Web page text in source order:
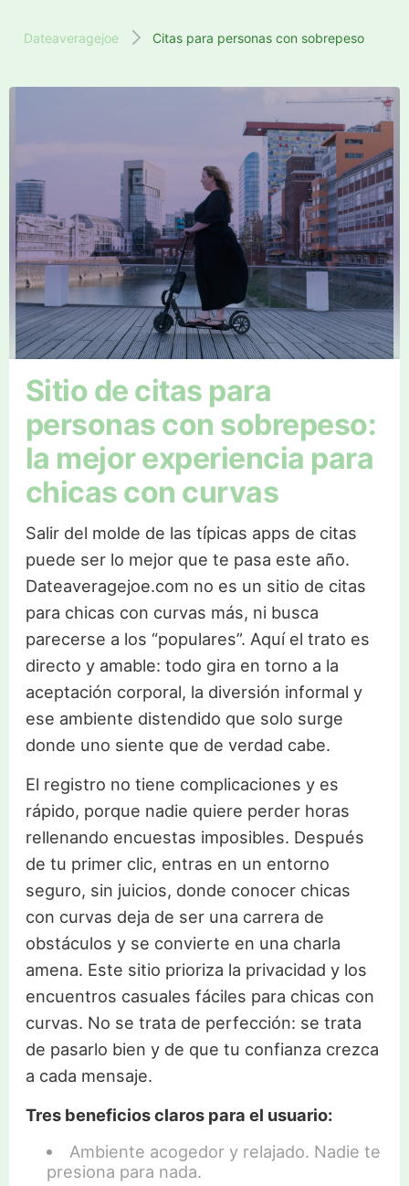
Dateaveragejoe Citas para personas con sobrepeso
Sitio de citas para
personas con sobrepeso:
la mejor experiencia para
chicas con curvas
Salir del molde de las típicas apps de citas
puede ser lo mejor que te pasa este año.
Dateaveragejoe.com no es un sitio de citas
para chicas con curvas más, ni busca
parecerse a los “populares”. Aquí el trato es
directo y amable: todo gira en torno a la
aceptación corporal, la diversión informal y
ese ambiente distendido que solo surge
donde uno siente que de verdad cabe.
El registro no tiene complicaciones y es
rápido, porque nadie quiere perder horas
rellenando encuestas imposibles. Después
de tu primer clic, entras en un entorno
seguro, sin juicios, donde conocer chicas
con curvas deja de ser una carrera de
obstáculos y se convierte en una charla
amena. Este sitio prioriza la privacidad y los
encuentros casuales fáciles para chicas con
curvas. No se trata de perfección: se trata
de pasarlo bien y de que tu confianza crezca
a cada mensaje.
Tres beneficios claros para el usuario:
Ambiente acogedor y relajado. Nadie te
presiona para nada.